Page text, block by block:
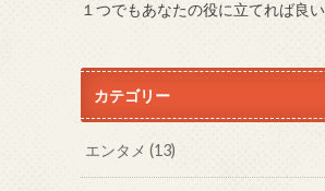
１つでもあなたの役に立てれば良
カテゴリー
エンタメ(13)